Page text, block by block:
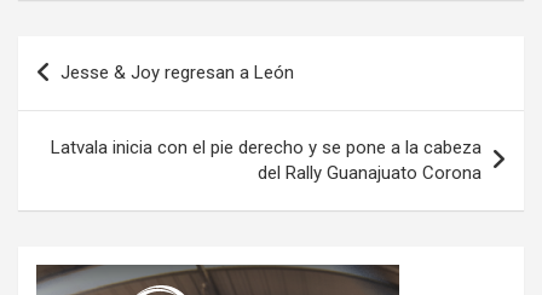
Navegación
de
entradas
Jesse & Joy regresan a León
Latvala inicia con el pie derecho y se pone a la cabeza
del Rally Guanajuato Corona